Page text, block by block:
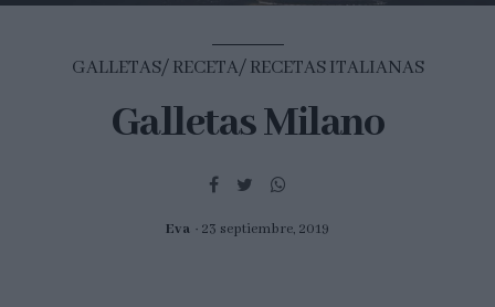
ES EN
GALLETAS RECETA RECETAS ITALIANAS
Galletas Milano
Eva 23 septiembre, 2019